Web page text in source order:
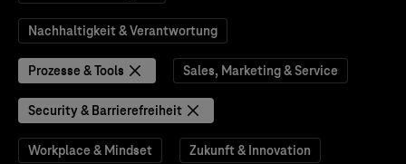
Nachhaltigkeit & Verantwortung
Prozesse & Tools Sales, Marketing & Service
Security & Barrierefreiheit
Workplace & Mindset Zukunft & Innovation